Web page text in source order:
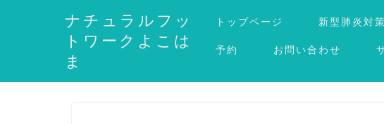
ナチュラルフッ
トワークよこは
ま
トップページ 新型肺炎対策
予約 お問い合わせ